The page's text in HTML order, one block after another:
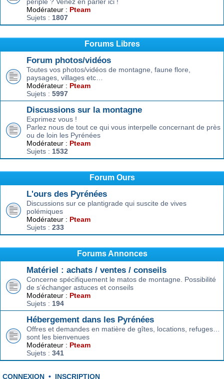
Modérateur : Pteam
Sujets : 1807
Forums Libres
Forum photos/vidéos
Toutes vos photos/vidéos de montagne, faune flore,
paysages, villages etc…
Modérateur : Pteam
Sujets : 5997
Discussions sur la montagne
Exprimez vous !
Parlez nous de tout ce qui vous interpelle concernant de près
ou de loin les Pyrénées
Modérateur : Pteam
Sujets : 1532
Forum Ours
L'ours des Pyrénées
Discussions sur ce plantigrade qui suscite de vives
polémiques
Modérateur : Pteam
Sujets : 233
Forums Annonces
Matériel : achats / ventes / conseils
Concerne spécifiquement le matos de montagne. Possibilité
de s’échanger astuces et conseils
Modérateur : Pteam
Sujets : 194
Hébergement dans les Pyrénées
Offres et demandes en matière de gîtes, locations, refuges…
sont les bienvenues
Modérateur : Pteam
Sujets : 341
CONNEXION • INSCRIPTION